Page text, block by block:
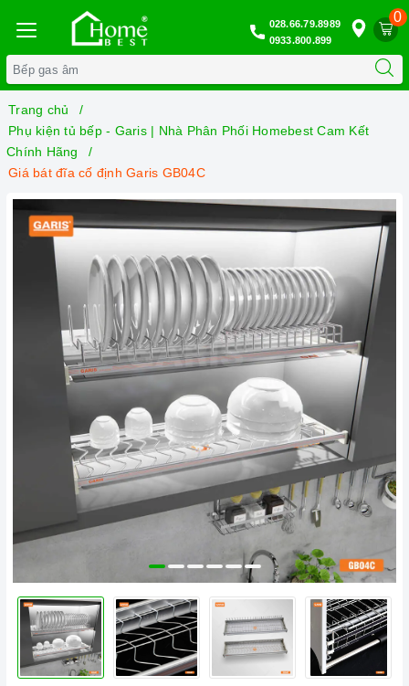
0
028.66.79.8989
0933.800.899
Trang chủ
Phụ kiện tủ bếp - Garis | Nhà Phân Phối Homebest Cam Kết
Chính Hãng
Giá bát đĩa cố định Garis GB04C